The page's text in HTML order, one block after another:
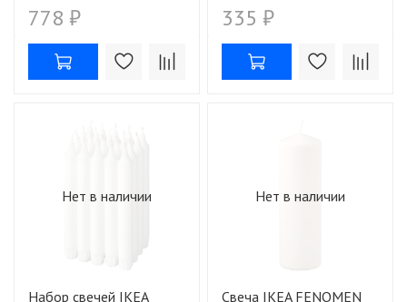
778 ₽ 335 ₽
Нет в наличии
Набор свечей IKEA
Нет в наличии
Свеча IKEA FENOMEN